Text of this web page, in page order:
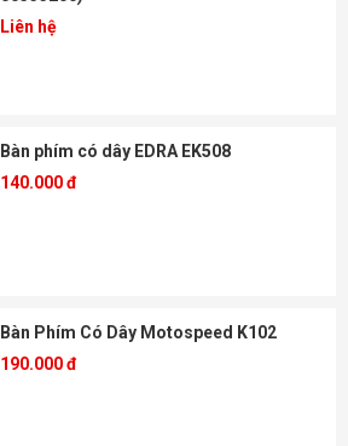
Liên hệ
Bàn phím có dây EDRA EK508
140.000 đ
Bàn Phím Có Dây Motospeed K102
190.000 đ